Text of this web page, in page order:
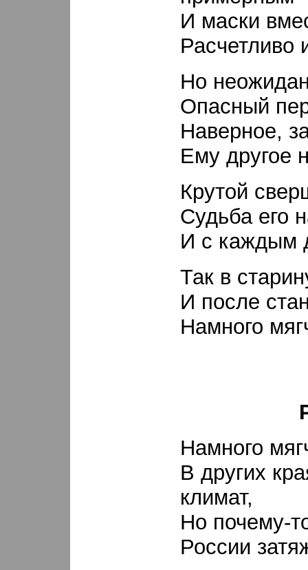
И маски
Расчетливо
Но
Опасный
Наверное,
Ему другое
Крутой
Судьба его
И с каждым
Так в
И после
Намного
Намного
В других
климат,
Но почему-
России